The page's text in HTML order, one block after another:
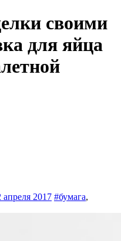
своими
для яйца
апреля 2017 #бумага,